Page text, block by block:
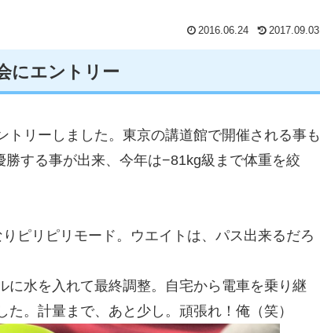
2016.06.24 2017.09.03
にエントリー
トリーしました。東京の講道館で開催される事も
する事が出来、今年は−81kg級まで体重を絞
ピリピリモード。ウエイトは、パス出来るだろ
水を入れて最終調整。自宅から電車を乗り継
。計量まで、あと少し。頑張れ！俺（笑）